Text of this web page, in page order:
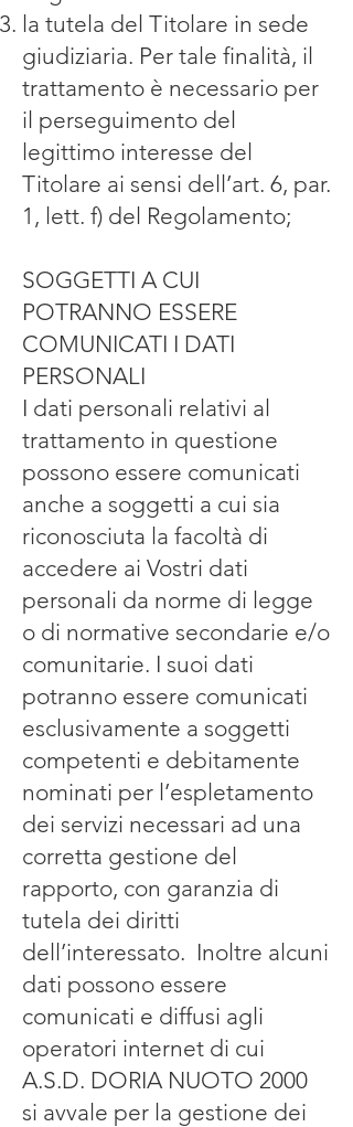
la tutela del Titolare in sede
giudiziaria. Per tale finalità, il
trattamento è necessario per
il perseguimento del
legittimo interesse del
Titolare ai sensi dell’art. 6, par.
1, lett. f) del Regolamento;
SOGGETTI A CUI
POTRANNO ESSERE
COMUNICATI I DATI
PERSONALI
I dati personali relativi al
trattamento in questione
possono essere comunicati
anche a soggetti a cui sia
riconosciuta la facoltà di
accedere ai Vostri dati
personali da norme di legge
o di normative secondarie e/o
comunitarie. I suoi dati
potranno essere comunicati
esclusivamente a soggetti
competenti e debitamente
nominati per l’espletamento
dei servizi necessari ad una
corretta gestione del
rapporto, con garanzia di
tutela dei diritti
dell’interessato. Inoltre alcuni
dati possono essere
comunicati e diffusi agli
operatori internet di cui
A.S.D. DORIA NUOTO 2000
si avvale per la gestione dei